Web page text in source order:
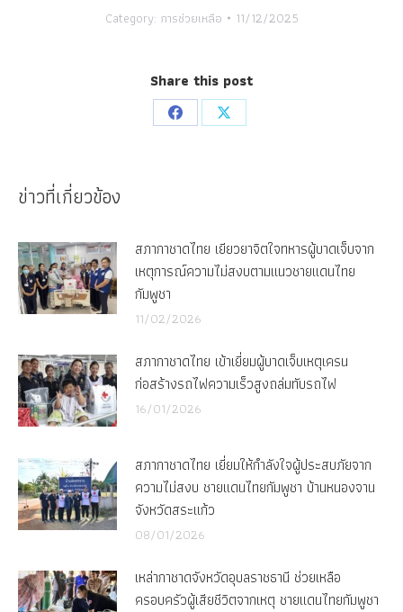
Category: การช่วยเหลือ 11/12/2025
Share this post
Share
Share
ข่าวที่เกี่ยวข้อง
สภากาชาดไทย เยียวยาจิตใจทหารผู้บาดเจ็บจาก
เหตุการณ์ความไม่สงบตามแนวชายแดนไทย
กัมพูชา
11/02/2026
สภากาชาดไทย เข้าเยี่ยมผู้บาดเจ็บเหตุเครน
ก่อสร้างรถไฟความเร็วสูงถล่มทับรถไฟ
16/01/2026
สภากาชาดไทย เยี่ยมให้กำลังใจผู้ประสบภัยจาก
ความไม่สงบ ชายแดนไทยกัมพูชา บ้านหนองจาน
จังหวัดสระแก้ว
08/01/2026
เหล่ากาชาดจังหวัดอุบลราชธานี ช่วยเหลือ
ครอบครัวผู้เสียชีวิตจากเหตุ ชายแดนไทยกัมพูชา